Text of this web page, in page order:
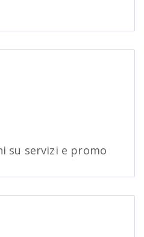
su servizi e promo